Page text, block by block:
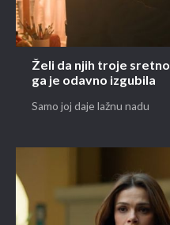
Želi da njih troje
ga je odavno izgubila
Samo joj daje lažnu nadu